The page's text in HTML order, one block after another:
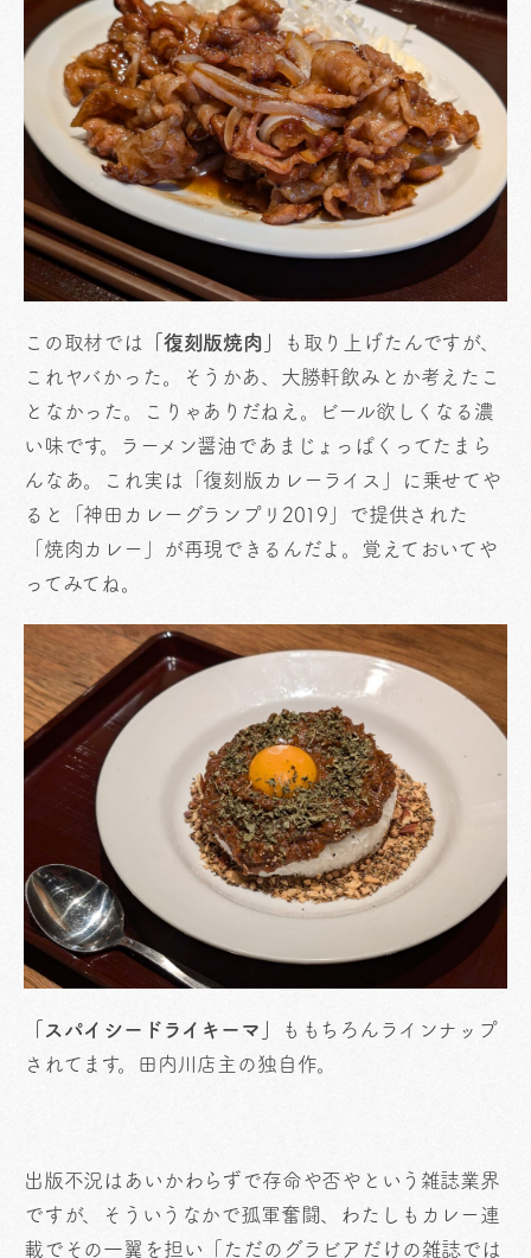
この取材では 「復刻版焼肉」
も取り上げたんですが、
これヤバかった。そうかあ、大勝軒飲みとか考えたこ
となかった。こりゃありだねえ。ビール欲しくなる濃
い味です。ラーメン醤油であまじょっぱくってたまら
んなあ。これ実は「復刻版カレーライス」に乗せてや
ると「神田カレーグランプリ2019」で提供された
「焼肉カレー」が再現できるんだよ。覚えておいてや
ってみてね。
「スパイシードライキーマ」
ももちろんラインナップ
されてます。田内川店主の独自作。
出版不況はあいかわらずで存命や否やという雑誌業界
ですが、そういうなかで孤軍奮闘、わたしもカレー連
載でその一翼を担い「ただのグラビアだけの雑誌では